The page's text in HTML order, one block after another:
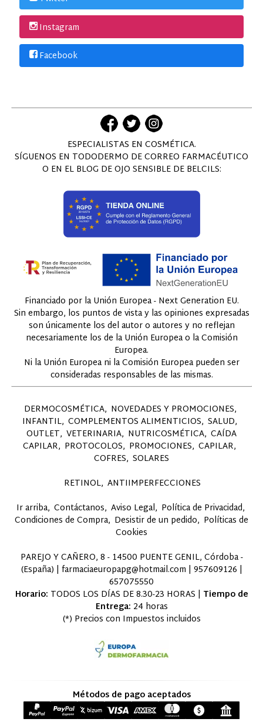
Instagram
Facebook
ESPECIALISTAS EN COSMÉTICA.
SÍGUENOS EN TODODERMO DE CORREO FARMACÉUTICO
O EN EL BLOG DE OJO SENSIBLE DE BELCILS:
Financiado por la Unión Europea - Next Generation EU.
Sin embargo, los puntos de vista y las opiniones expresadas
son únicamente los del autor o autores y no reflejan
necesariamente los de la Unión Europea o la Comisión
Europea.
Ni la Unión Europea ni la Comisión Europea pueden ser
consideradas responsables de las mismas.
DERMOCOSMÉTICA NOVEDADES Y PROMOCIONES
INFANTIL COMPLEMENTOS ALIMENTICIOS SALUD
OUTLET VETERINARIA NUTRICOSMÉTICA CAÍDA
CAPILAR PROTOCOLOS PROMOCIONES CAPILAR
COFRES SOLARES
RETINOL ANTIIMPERFECCIONES
Ir arriba Contáctanos Aviso Legal Política de Privacidad
Condiciones de Compra Desistir de un pedido Políticas de
Cookies
PAREJO Y CAÑERO, 8 - 14500 PUENTE GENIL, Córdoba -
(España) | farmaciaeuropapg@hotmail.com | 957609126 |
657075550
Horario: TODOS LOS DÍAS DE 8.30-23 HORAS | Tiempo de
Entrega: 24 horas
(*) Precios con Impuestos incluidos
Métodos de pago aceptados